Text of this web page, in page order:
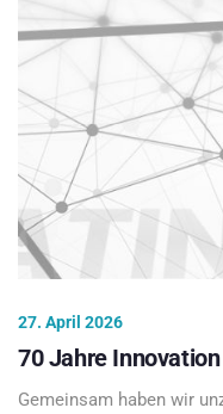
27. April 2026
70 Jahre
Gemeinsam haben wir